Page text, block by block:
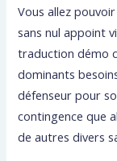
Vous allez
sans nul appoint
traduction démo
dominants
défenseur pour
contingence que
de autres divers